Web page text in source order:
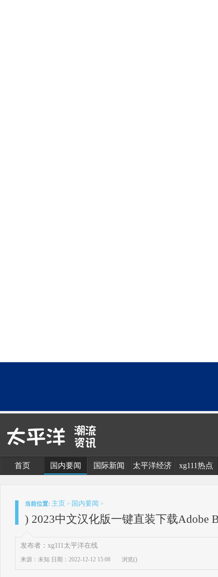
首页 国内要闻 国际新闻 太平洋经济 xg111热点
当前位置: 主页 > 国内要闻 >
) 2023中文汉化版一键直装下载Adobe
发布者：xg111太平洋在线
来源：未知 日期：2022-12-12 15:08 浏览()